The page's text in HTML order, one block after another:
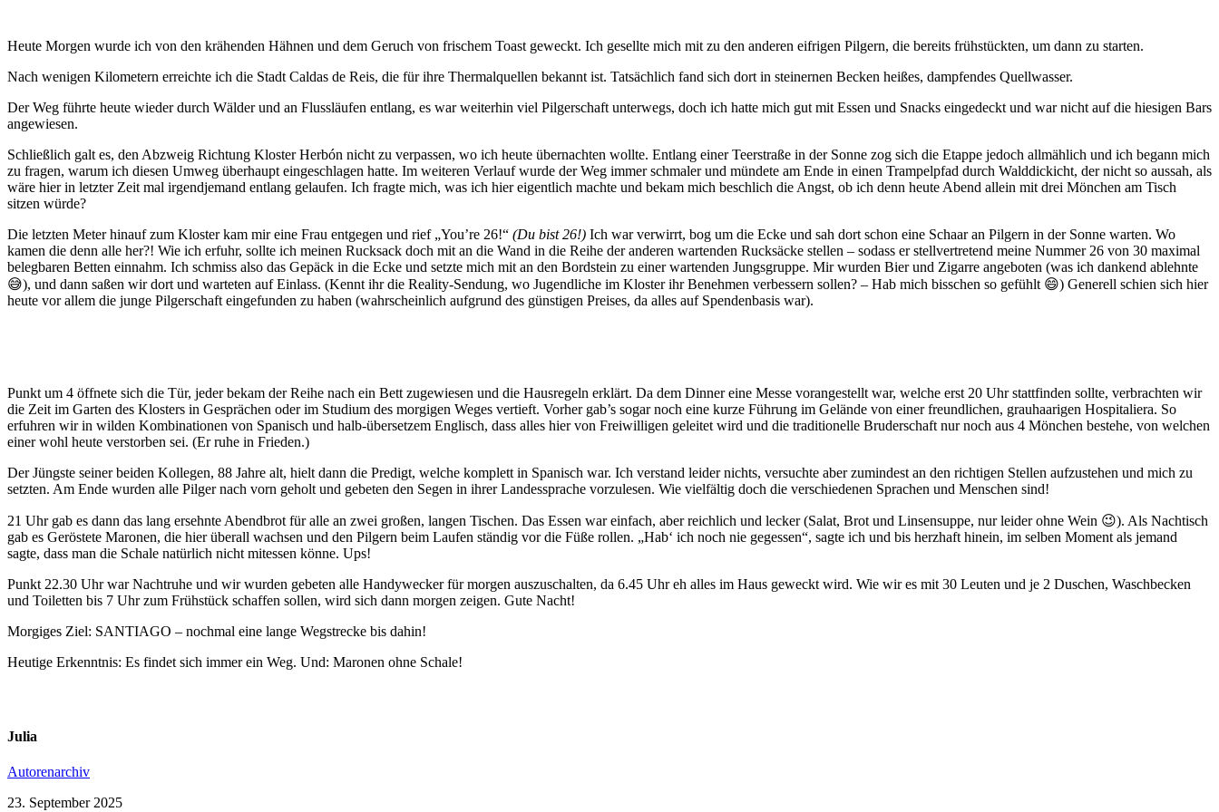
Heute Morgen wurde ich von den krähenden Hähnen und dem Geruch von frischem Toast geweckt. Ich gesellte mich mit zu den anderen eifrigen Pilgern, die bereits frühstückten, um dann zu starten.
Nach wenigen Kilometern erreichte ich die Stadt Caldas de Reis, die für ihre Thermalquellen bekannt ist. Tatsächlich fand sich dort in steinernen Becken heißes, dampfendes Quellwasser.
Der Weg führte heute wieder durch Wälder und an Flussläufen entlang, es war weiterhin viel Pilgerschaft unterwegs, doch ich hatte mich gut mit Essen und Snacks eingedeckt und war nicht auf die hiesigen Bars
angewiesen.
Schließlich galt es, den Abzweig Richtung Kloster Herbón nicht zu verpassen, wo ich heute übernachten wollte. Entlang einer Teerstraße in der Sonne zog sich die Etappe jedoch allmählich und ich begann mich
zu fragen, warum ich diesen Umweg überhaupt eingeschlagen hatte. Im weiteren Verlauf wurde der Weg immer schmaler und mündete am Ende in einen Trampelpfad durch Walddickicht, der nicht so aussah, als
wäre hier in letzter Zeit mal irgendjemand entlang gelaufen. Ich fragte mich, was ich hier eigentlich machte und bekam mich beschlich die Angst, ob ich denn heute Abend allein mit drei Mönchen am Tisch
sitzen würde?
Die letzten Meter hinauf zum Kloster kam mir eine Frau entgegen und rief „You’re 26!“ (Du bist 26!) Ich war verwirrt, bog um die Ecke und sah dort schon eine Schaar an Pilgern in der Sonne warten. Wo
kamen die denn alle her?! Wie ich erfuhr, sollte ich meinen Rucksack doch mit an die Wand in die Reihe der anderen wartenden Rucksäcke stellen – sodass er stellvertretend meine Nummer 26 von 30 maximal
belegbaren Betten einnahm. Ich schmiss also das Gepäck in die Ecke und setzte mich mit an den Bordstein zu einer wartenden Jungsgruppe. Mir wurden Bier und Zigarre angeboten (was ich dankend ablehnte
😅), und dann saßen wir dort und warteten auf Einlass. (Kennt ihr die Reality-Sendung, wo Jugendliche im Kloster ihr Benehmen verbessern sollen? – Hab mich bisschen so gefühlt 😄) Generell schien sich hier
heute vor allem die junge Pilgerschaft eingefunden zu haben (wahrscheinlich aufgrund des günstigen Preises, da alles auf Spendenbasis war).
Punkt um 4 öffnete sich die Tür, jeder bekam der Reihe nach ein Bett zugewiesen und die Hausregeln erklärt. Da dem Dinner eine Messe vorangestellt war, welche erst 20 Uhr stattfinden sollte, verbrachten wir
die Zeit im Garten des Klosters in Gesprächen oder im Studium des morgigen Weges vertieft. Vorher gab’s sogar noch eine kurze Führung im Gelände von einer freundlichen, grauhaarigen Hospitaliera. So
erfuhren wir in wilden Kombinationen von Spanisch und halb-übersetzem Englisch, dass alles hier von Freiwilligen geleitet wird und die traditionelle Bruderschaft nur noch aus 4 Mönchen bestehe, von welchen
einer wohl heute verstorben sei. (Er ruhe in Frieden.)
Der Jüngste seiner beiden Kollegen, 88 Jahre alt, hielt dann die Predigt, welche komplett in Spanisch war. Ich verstand leider nichts, versuchte aber zumindest an den richtigen Stellen aufzustehen und mich zu
setzten. Am Ende wurden alle Pilger nach vorn geholt und gebeten den Segen in ihrer Landessprache vorzulesen. Wie vielfältig doch die verschiedenen Sprachen und Menschen sind!
21 Uhr gab es dann das lang ersehnte Abendbrot für alle an zwei großen, langen Tischen. Das Essen war einfach, aber reichlich und lecker (Salat, Brot und Linsensuppe, nur leider ohne Wein 😉). Als Nachtisch
gab es Geröstete Maronen, die hier überall wachsen und den Pilgern beim Laufen ständig vor die Füße rollen. „Hab‘ ich noch nie gegessen“, sagte ich und bis herzhaft hinein, im selben Moment als jemand
sagte, dass man die Schale natürlich nicht mitessen könne. Ups!
Punkt 22.30 Uhr war Nachtruhe und wir wurden gebeten alle Handywecker für morgen auszuschalten, da 6.45 Uhr eh alles im Haus geweckt wird. Wie wir es mit 30 Leuten und je 2 Duschen, Waschbecken
und Toiletten bis 7 Uhr zum Frühstück schaffen sollen, wird sich dann morgen zeigen. Gute Nacht!
Morgiges Ziel: SANTIAGO – nochmal eine lange Wegstrecke bis dahin!
Heutige Erkenntnis: Es findet sich immer ein Weg. Und: Maronen ohne Schale!
Julia
Autorenarchiv
23. September 2025